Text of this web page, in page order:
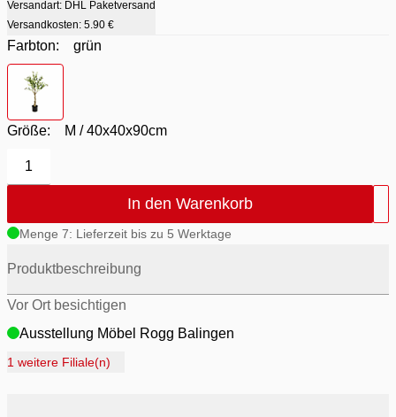
Versandart: DHL Paketversand
Versandkosten: 5.90 €
Farbton:
grün
Farbton
Größe: M / 40x40x90cm
1
In den Warenkorb
Menge 7: Lieferzeit bis zu 5 Werktage
Produktbeschreibung
Vor Ort besichtigen
Ausstellung Möbel Rogg Balingen
Ausstellung Rogg Discount Balingen
1 weitere Filiale(n)